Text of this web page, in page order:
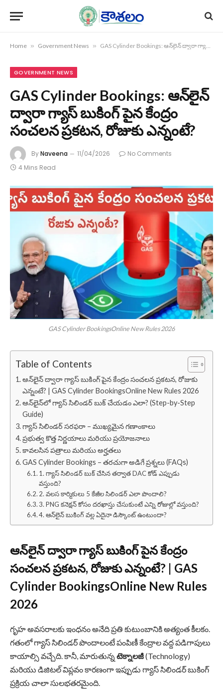
Home » Government News » GAS Cylinder Bookings: ఆన్‌లైన్‌ ద్వారా గ్యాస్ బుకింగ్ పైన కేంద్రం సంచలన ప్రకటన, రోజుకు ఎన్నంటే?
GOVERNMENT NEWS
GAS Cylinder Bookings: ఆన్‌లైన్‌
ద్వారా గ్యాస్ బుకింగ్ పైన కేంద్రం
సంచలన ప్రకటన, రోజుకు ఎన్నంటే?
ByNaveena 11/04/2026
No Comments
4 Mins Read
GAS Cylinder BookingsOnline New Rules 2026
Table of Contents
ఆన్‌లైన్‌ ద్వారా గ్యాస్ బుకింగ్ పైన కేంద్రం సంచలన ప్రకటన, రోజుకు
ఎన్నంటే? | GAS Cylinder BookingsOnline New Rules 2026
ఆన్‌లైన్‌లో గ్యాస్ సిలిండర్ బుక్ చేయడం ఎలా? (Step-by-Step
Guide)
గ్యాస్ సిలిండర్ సరఫరా – ముఖ్యమైన గణాంకాలు
ప్రభుత్వ కొత్త నిర్ణయాలు మరియు ప్రయోజనాలు
కావలసిన పత్రాలు మరియు అర్హతలు
GAS Cylinder Bookings – తరచుగా అడిగే ప్రశ్నలు (FAQs)
1. గ్యాస్ సిలిండర్ బుక్ చేసిన తర్వాత DAC కోడ్ ఎప్పుడు
వస్తుంది?
2. వలస కార్మికులు 5 కేజీల సిలిండర్ ఎలా పొందాలి?
3. PNG కనెక్షన్ కోసం దరఖాస్తు చేసుకుంటే ఎన్ని రోజుల్లో వస్తుంది?
4. ఆన్‌లైన్ బుకింగ్ వల్ల ఏదైనా డిస్కౌంట్ ఉంటుందా?
ఆన్‌లైన్‌ ద్వారా గ్యాస్ బుకింగ్ పైన కేంద్రం
సంచలన ప్రకటన, రోజుకు ఎన్నంటే? | GAS
Cylinder BookingsOnline New Rules
2026
గృహ అవసరాలకు ఇంధనం అనేది ప్రతి కుటుంబానికి అత్యంత కీలకం.
గతంలో గ్యాస్ సిలిండర్ పొందాలంటే పంపిణీ కేంద్రాల వద్ద పడిగాపులు
కాయాల్సి వచ్చేది. కానీ, మారుతున్న టెక్నాలజీ(Technology)
మరియు డిజిటల్ విప్లవం కారణంగా ఇప్పుడు గ్యాస్ సిలిండర్ బుకింగ్
ప్రక్రియ చాలా సులభతరమైంది.